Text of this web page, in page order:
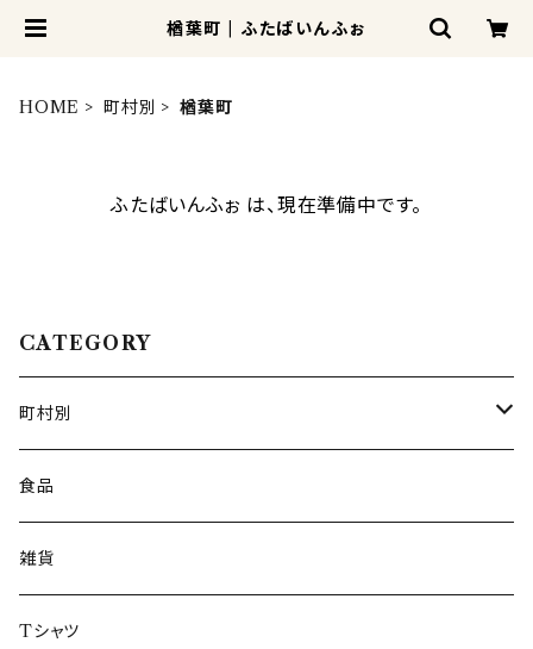
楢葉町 | ふたばいんふぉ
HOME 町村別 楢葉町
ふたばいんふぉ は、現在準備中です。
CATEGORY
町村別
広野町
楢葉町
富岡町
食品
雑貨
Tシャツ